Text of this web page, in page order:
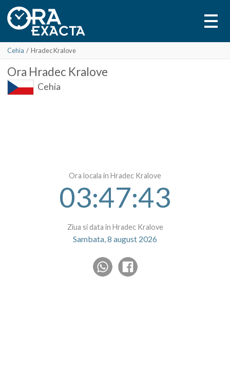
Cehia / Hradec Kralove
Ora Hradec Kralove
Cehia
Ora locala in Hradec Kralove
03:47:43
Ziua si data in Hradec Kralove
Sambata, 8 august 2026